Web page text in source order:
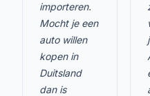
importeren.
Mocht je een
auto willen
kopen in
Duitsland
dan is